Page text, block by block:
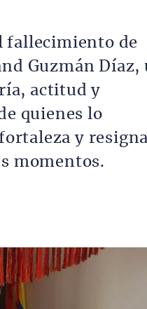
fallecimiento de
Guzmán Díaz,
actitud y
quienes lo
y
momentos.